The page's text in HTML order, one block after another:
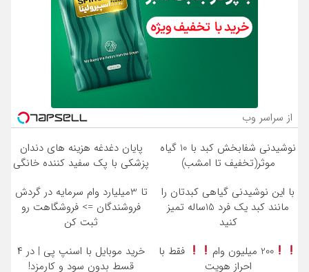
از سراسر وب
نوشیدنی شفابخش کبد با 10 گیاه
موثر(تخفیف تا امشب)
پایان دغدغه هزینه های دندان
پزشکی با پک سفید کننده خانگی
با این نوشیدنی گیاهی کبدتان را
مانند کبد یک فرد 15ساله تمیز
کنید
تا 3میلیارد وام سرمایه در گردش
فروشندگان => فروشگاهت رو
ثبت کن
200 میلیون وام
فقط با
احراز هویت
خرید موبایل با اسنپ پی | در ۴
قسط بدون سود و کارمزد!